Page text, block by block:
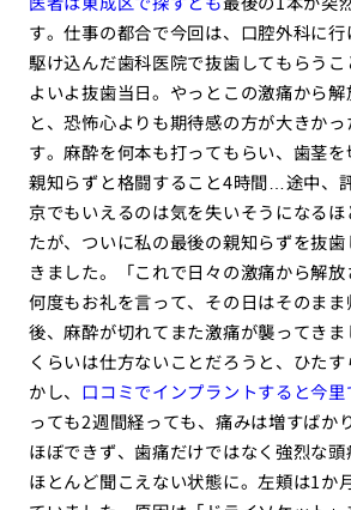
す。仕事の都合で今回は、口腔外科に行
駆け込んだ歯科医院で抜歯してもらう
よいよ抜歯当日。やっとこの激痛から
と、恐怖心よりも期待感の方が大きか
す。麻酔を何本も打ってもらい、歯茎
親知らずと格闘すること4時間…途中、
京でもいえるのは気を失いそうになる
たが、ついに私の最後の親知らずを抜
きました。「これで日々の激痛から解
何度もお礼を言って、その日はそのま
後、麻酔が切れてまた激痛が襲ってき
くらいは仕方ないことだろうと、ひた
かし、 口コミでインプラントすると今
っても2週間経っても、痛みは増すばか
ほぼできず、歯痛だけではなく強烈な
ほとんど聞こえない状態に。左頬は1か